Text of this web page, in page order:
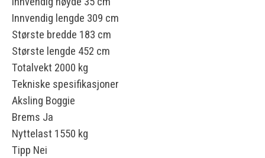
Innvendig lengde 309 cm
Største bredde 183 cm
Største lengde 452 cm
Totalvekt 2000 kg
Tekniske spesifikasjoner
Aksling Boggie
Brems Ja
Nyttelast 1550 kg
Tipp Nei